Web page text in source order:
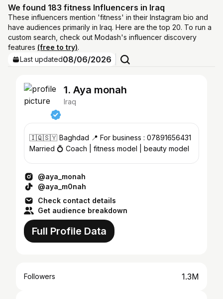
We found 183 fitness Influencers in Iraq
These influencers mention 'fitness' in their Instagram bio and
have audiences primarily in Iraq. Here are the top 20. To run a
custom search, check out Modash's influencer discovery
features (free to try).
Last updated08/06/2026
1. Aya monah
Iraq
🇮🇶🇸🇾 Baghdad 📍 For business : 07891656431
Married 💍 Coach | fitness model | beauty model
@aya_monah
@aya_m0nah
Check contact details
Get audience breakdown
Full Profile Data
Followers 1.3M